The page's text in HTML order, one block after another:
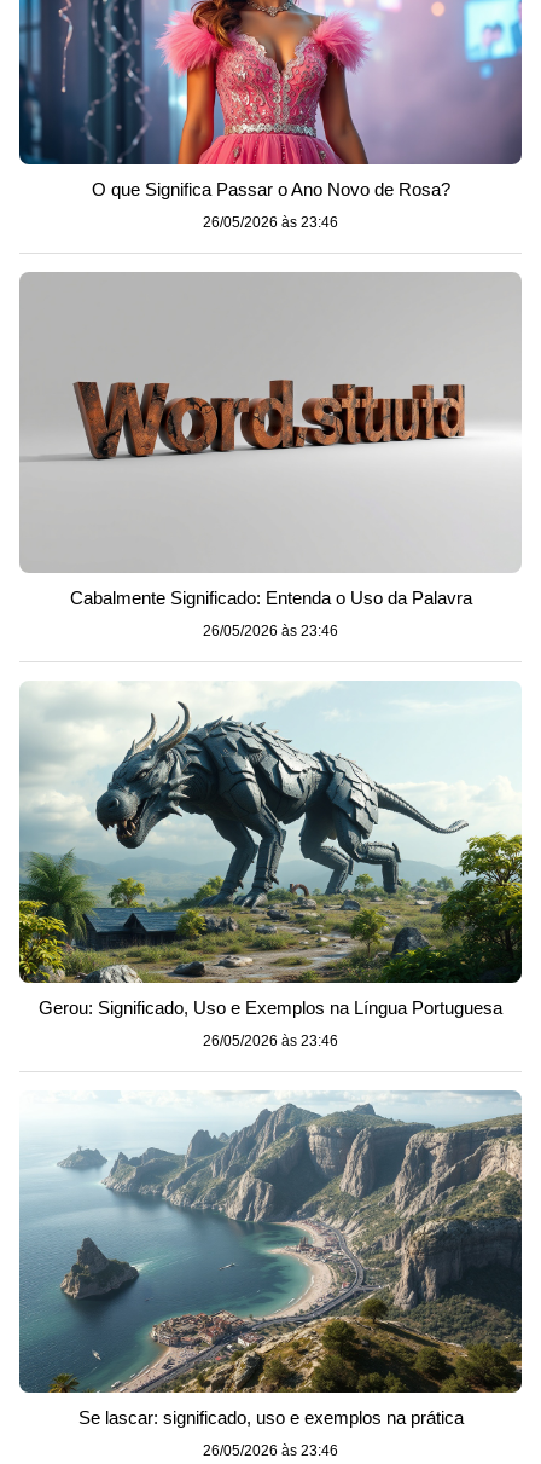
O que Significa Passar o Ano Novo de Rosa?
26/05/2026 às 23:46
Cabalmente Significado: Entenda o Uso da Palavra
26/05/2026 às 23:46
Gerou: Significado, Uso e Exemplos na Língua Portuguesa
26/05/2026 às 23:46
Se lascar: significado, uso e exemplos na prática
26/05/2026 às 23:46